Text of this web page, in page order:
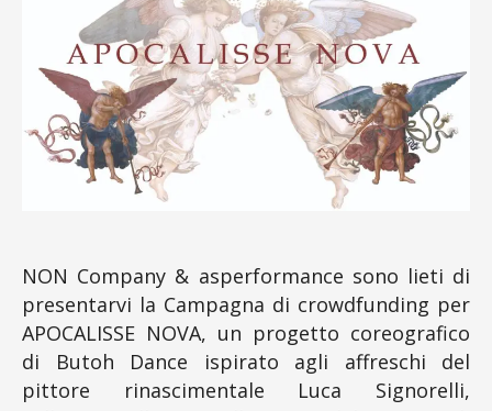
NON Company & asperformance sono lieti di
presentarvi la Campagna di crowdfunding per
APOCALISSE NOVA, un progetto coreografico
di Butoh Dance ispirato agli affreschi del
pittore rinascimentale Luca Signorelli,